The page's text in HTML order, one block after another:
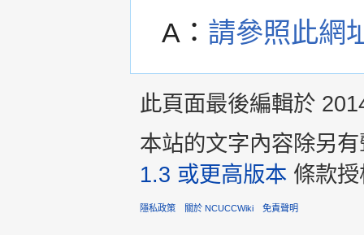
A： 請參照此網
此頁面最後編輯於
本站的文字內容除另
1.3 或更高版本 條款
隱私政策 關於 NCUCCWiki 免責聲明